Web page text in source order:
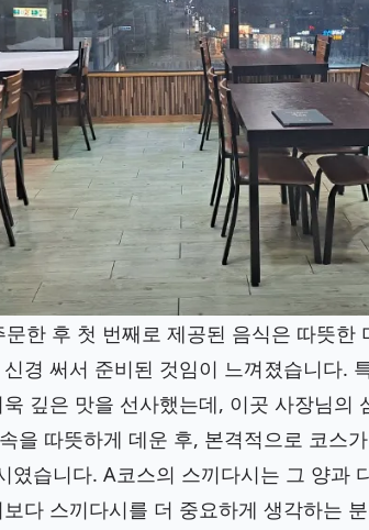
한 후 첫 번째로 제공된 음식은 따뜻한
경 써서 준비된 것임이 느껴졌습니다.
깊은 맛을 선사했는데, 이곳 사장님의
을 따뜻하게 데운 후, 본격적으로 코스
였습니다. A코스의 스끼다시는 그 양과
다 스끼다시를 더 중요하게 생각하는